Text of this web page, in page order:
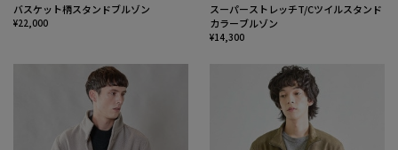
バスケット柄スタンドブルゾン
¥22,000
スーパーストレッチT/Cツイルスタンド
カラーブルゾン
¥14,300